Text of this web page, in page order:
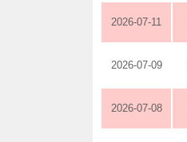
2026-07-11
2026-07-09
2026-07-08